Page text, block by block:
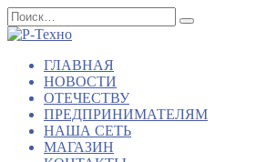
Перейти
к
Search
for:
ГЛАВНАЯ
НОВОСТИ
ОТЕЧЕСТВУ
ПРЕДПРИНИМАТЕЛЯМ
НАША СЕТЬ
МАГАЗИН